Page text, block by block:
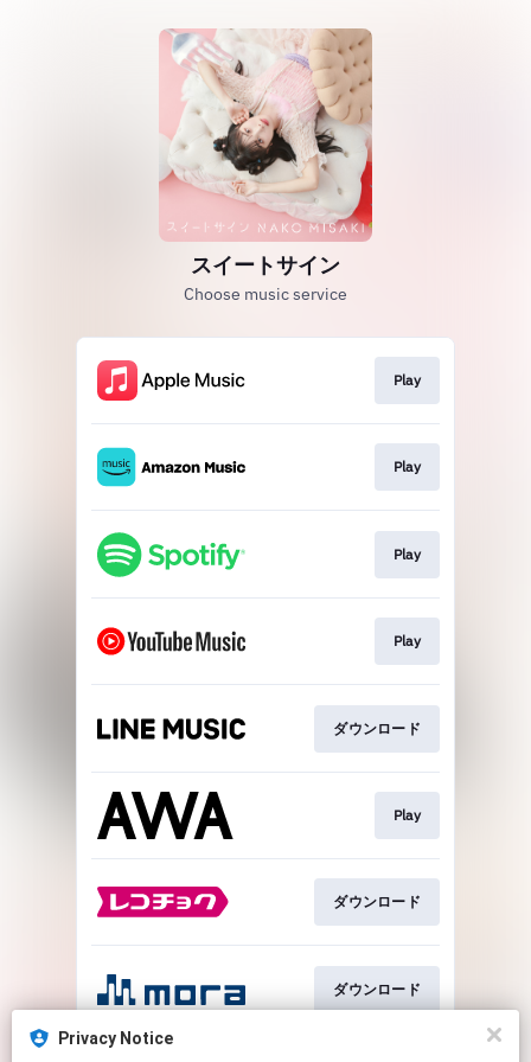
Privacy Notice
スイートサイン
Choose music service
Play
Play
Play
Play
ダウンロード
Play
ダウンロード
ダウンロード